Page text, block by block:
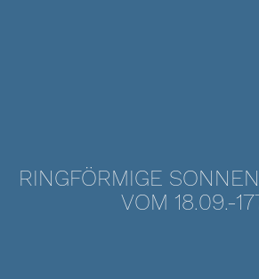
RINGFÖRMIGE
VOM 18.09.-